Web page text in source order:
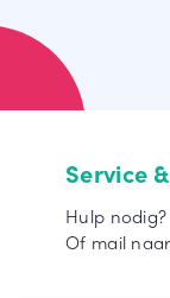
Service
Hulp
Of mail naar